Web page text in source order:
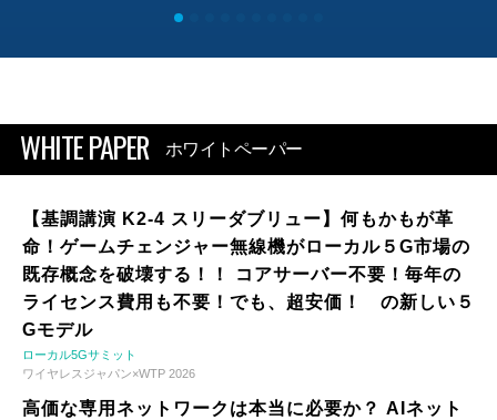
WHITE PAPER ホワイトペーパー
【基調講演 K2-4 スリーダブリュー】何もかもが革
命！ゲームチェンジャー無線機がローカル５G市場の
既存概念を破壊する！！ コアサーバー不要！毎年の
ライセンス費用も不要！でも、超安価！ の新しい５
Gモデル
ローカル5Gサミット
ワイヤレスジャパン×WTP 2026
高価な専用ネットワークは本当に必要か？ AIネット